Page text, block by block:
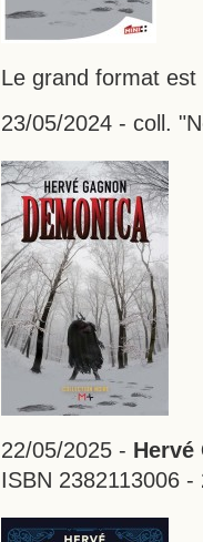
Le grand format
23/05/2024 - coll.
22/05/2025 - Hervé
ISBN 2382113006 -